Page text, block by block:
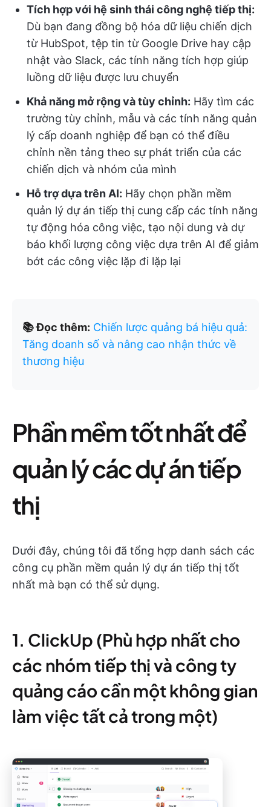
Tích hợp với hệ sinh thái công nghệ tiếp thị:
Dù bạn đang đồng bộ hóa dữ liệu chiến dịch
từ HubSpot, tệp tin từ Google Drive hay cập
nhật vào Slack, các tính năng tích hợp giúp
luồng dữ liệu được lưu chuyển
Khả năng mở rộng và tùy chỉnh: Hãy tìm các
trường tùy chỉnh, mẫu và các tính năng quản
lý cấp doanh nghiệp để bạn có thể điều
chỉnh nền tảng theo sự phát triển của các
chiến dịch và nhóm của mình
Hỗ trợ dựa trên AI: Hãy chọn phần mềm
quản lý dự án tiếp thị cung cấp các tính năng
tự động hóa công việc, tạo nội dung và dự
báo khối lượng công việc dựa trên AI để giảm
bớt các công việc lặp đi lặp lại
📚 Đọc thêm: Chiến lược quảng bá hiệu quả:
Tăng doanh số và nâng cao nhận thức về
thương hiệu
Phần mềm tốt nhất để
quản lý các dự án tiếp
thị
Dưới đây, chúng tôi đã tổng hợp danh sách các
công cụ phần mềm quản lý dự án tiếp thị tốt
nhất mà bạn có thể sử dụng.
1. ClickUp (Phù hợp nhất cho
các nhóm tiếp thị và công ty
quảng cáo cần một không gian
làm việc tất cả trong một)